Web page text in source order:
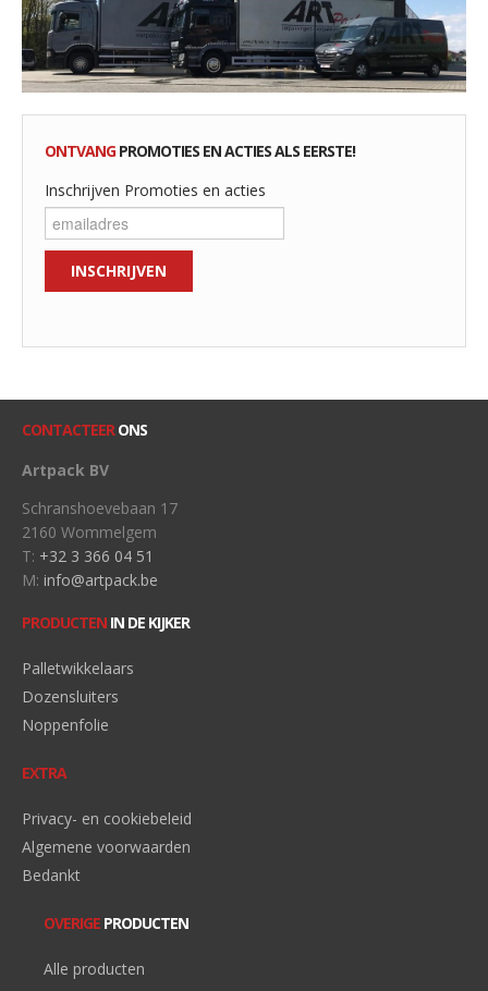
ONTVANGPROMOTIES EN ACTIES ALS EERSTE!
Inschrijven Promoties en acties
CONTACTEERONS
Artpack BV
Schranshoevebaan 17
2160 Wommelgem
T: +32 3 366 04 51
M: info@artpack.be
PRODUCTEN IN DE KIJKER
Palletwikkelaars
Dozensluiters
Noppenfolie
EXTRA
Privacy- en cookiebeleid
Algemene voorwaarden
Bedankt
OVERIGE PRODUCTEN
Alle producten